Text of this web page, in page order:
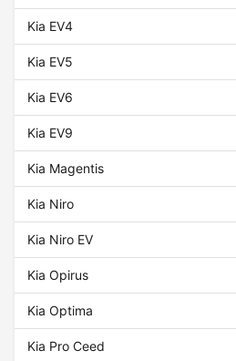
Kia EV4
Kia EV5
Kia EV6
Kia EV9
Kia Magentis
Kia Niro
Kia Niro EV
Kia Opirus
Kia Optima
Kia Pro Ceed